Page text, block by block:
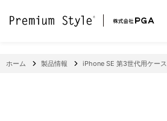
ホーム 製品情報 iPhone SE 第3世代用ケース